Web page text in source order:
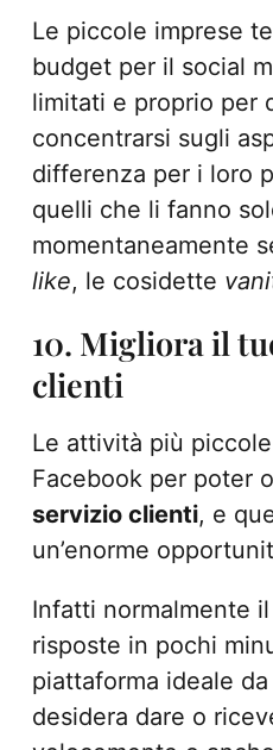
Le piccole imprese
budget per il social
limitati e proprio per
concentrarsi sugli
differenza per i loro
quelli che li fanno
momentaneamente
like, le cosidette
10. Migliora il
clienti
Le attività più
Facebook per poter
servizio clienti, e
un’enorme
Infatti normalmente
risposte in pochi
piattaforma ideale
desidera dare o